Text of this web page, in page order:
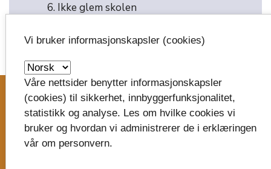
Ikke glem skolen
Skriv til oss
Vestfold fylkeskommune
Vi bruker informasjonskapsler (cookies)
Våre nettsider benytter informasjonskapsler
(cookies) til sikkerhet, innbyggerfunksjonalitet,
statistikk og analyse. Les om hvilke cookies vi
bruker og hvordan vi administrerer de i erklæringen
vår om personvern.